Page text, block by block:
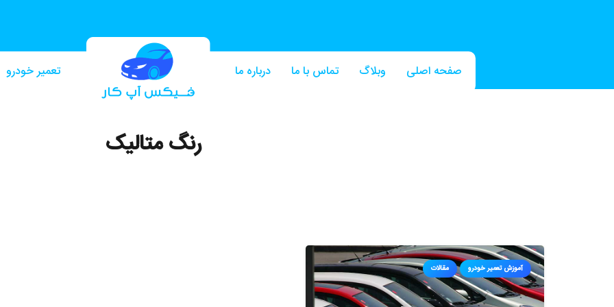
صفحه اصلی وبلاگ تماس با ما درباره ما تعمیر خودرو
رنگ متالیک
آموزش تعمیر خودرو مقالات